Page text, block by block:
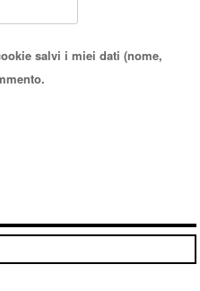
salvi i miei dati (nome,